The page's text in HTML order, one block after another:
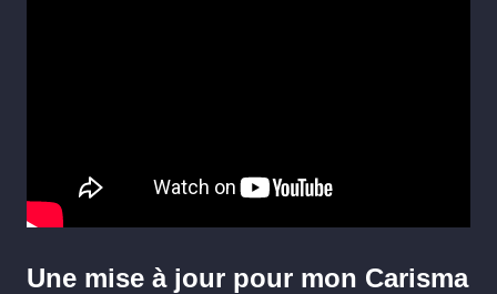
Une mise à jour pour mon Carisma